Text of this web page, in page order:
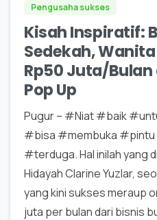
Pengusaha sukses
Kisah Inspiratif:
Sedekah,
Rp50 Juta/
Pop Up
Pugur – #Niat #baik
#bisa #membuka
#terduga. Hal inilah yang
Hidayah Clarine Yuzlar,
yang kini sukses meraup
juta per bulan dari bisnis